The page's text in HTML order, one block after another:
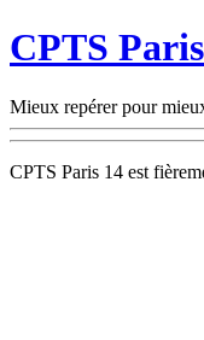
CPTS
Mieux repérer pour
CPTS Paris 14 est